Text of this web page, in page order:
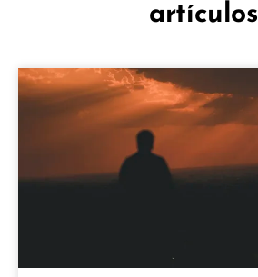
artículos